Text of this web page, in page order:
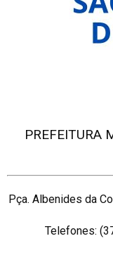
PREFEITURA
Pça. Albenides da
Telefones: